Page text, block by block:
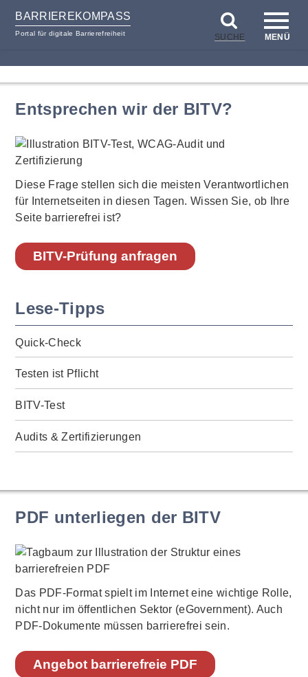
BARRIEREKOMPASS
Portal für digitale Barrierefreiheit SUCHE MENÜ
Entsprechen wir der BITV?
Diese Frage stellen sich die meisten Verantwortlichen
für Internetseiten in diesen Tagen. Wissen Sie, ob Ihre
Seite barrierefrei ist?
BITV-Prüfung anfragen
Lese-Tipps
Quick-Check
Testen ist Pflicht
BITV-Test
Audits & Zertifizierungen
PDF unterliegen der BITV
Das PDF-Format spielt im Internet eine wichtige Rolle,
nicht nur im öffentlichen Sektor (eGovernment). Auch
PDF-Dokumente müssen barrierefrei sein.
Angebot barrierefreie PDF